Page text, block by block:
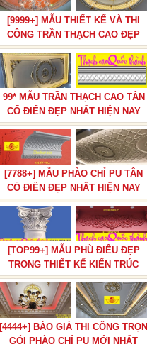
[9999+] MẪU THIẾT KẾ VÀ THI
CÔNG TRẦN THẠCH CAO ĐẸP
99* MẪU TRẦN THẠCH CAO TÂN
CỔ ĐIỂN ĐẸP NHẤT HIỆN NAY
[7788+] MẪU PHÀO CHỈ PU TÂN
CỔ ĐIỂN ĐẸP NHẤT HIỆN NAY
[TOP99+] MẪU PHÙ ĐIÊU ĐẸP
TRONG THIẾT KẾ KIẾN TRÚC
[4444+] BÁO GIÁ THI CÔNG TRỌN
GÓI PHÀO CHỈ PU MỚI NHẤT